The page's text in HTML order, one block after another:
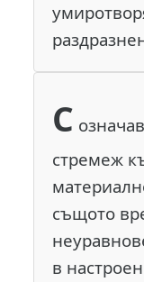
С
стремеж
същото
в